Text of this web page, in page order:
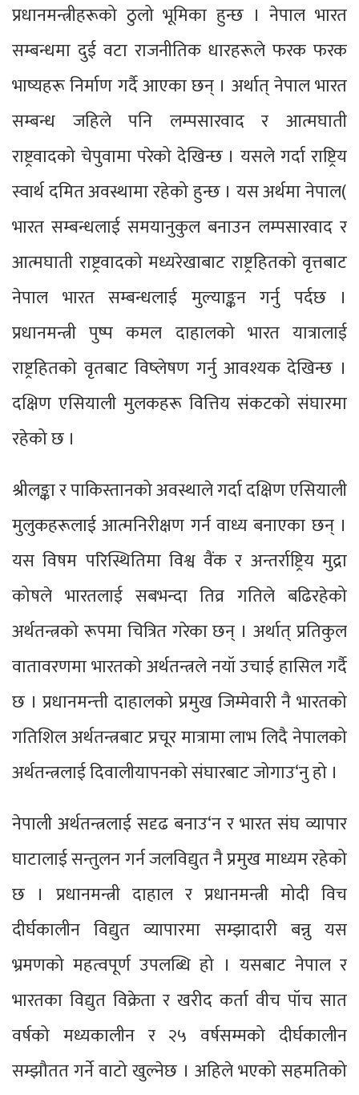
प्रधानमन्त्रीहरूको ठुलो भूमिका हुन्छ । नेपाल भारत
सम्बन्धमा दुई वटा राजनीतिक धारहरूले फरक फरक
भाष्यहरू निर्माण गर्दै आएका छन् । अर्थात् नेपाल भारत
सम्बन्ध जहिले पनि लम्पसारवाद र आत्मघाती
राष्ट्रवादको चेपुवामा परेको देखिन्छ । यसले गर्दा राष्ट्रिय
स्वार्थ दमित अवस्थामा रहेको हुन्छ । यस अर्थमा नेपाल(
भारत सम्बन्धलाई समयानुकुल बनाउन लम्पसारवाद र
आत्मघाती राष्ट्रवादको मध्यरेखाबाट राष्ट्रहितको वृत्तबाट
नेपाल भारत सम्बन्धलाई मुल्याङ्कन गर्नु पर्दछ ।
प्रधानमन्त्री पुष्प कमल दाहालको भारत यात्रालाई
राष्ट्रहितको वृतबाट विष्लेषण गर्नु आवश्यक देखिन्छ ।
दक्षिण एसियाली मुलकहरू वित्तिय संकटको संघारमा
रहेको छ ।
श्रीलङ्का र पाकिस्तानको अवस्थाले गर्दा दक्षिण एसियाली
मुलुकहरूलाई आत्मनिरीक्षण गर्न वाध्य बनाएका छन् ।
यस विषम परिस्थितिमा विश्व वैंक र अन्तर्राष्ट्रिय मुद्रा
कोषले भारतलाई सबभन्दा तिव्र गतिले बढिरहेको
अर्थतन्त्रको रूपमा चित्रित गरेका छन् । अर्थात् प्रतिकुल
वातावरणमा भारतको अर्थतन्त्रले नयॉ उचाई हासिल गर्दै
छ । प्रधानमन्त्ती दाहालको प्रमुख जिम्मेवारी नै भारतको
गतिशिल अर्थतन्त्रबाट प्रचूर मात्रामा लाभ लिदै नेपालको
अर्थतन्त्रलाई दिवालीयापनको संघारबाट जोगाउ‘नु हो ।
नेपाली अर्थतन्त्रलाई सदृढ बनाउ‘न र भारत संघ व्यापार
घाटालाई सन्तुलन गर्न जलविद्युत नै प्रमुख माध्यम रहेको
छ । प्रधानमन्त्री दाहाल र प्रधानमन्त्री मोदी विच
दीर्घकालीन विद्युत व्यापारमा सम्झादारी बन्नु यस
भ्रमणको महत्वपूर्ण उपलब्धि हो । यसबाट नेपाल र
भारतका विद्युत विक्रेता र खरीद कर्ता वीच पॉच सात
वर्षको मध्यकालीन र २५ वर्षसम्मको दीर्घकालीन
सम्झौतत गर्ने वाटो खुल्नेछ । अहिले भएको सहमतिको